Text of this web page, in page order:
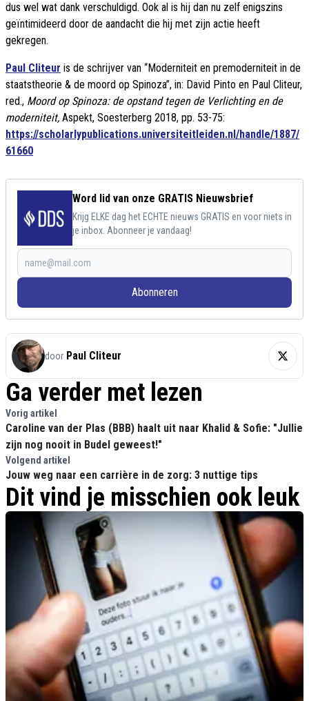
dus wel wat dank verschuldigd. Ook al is hij dan nu zelf enigszins
geïntimideerd door de aandacht die hij met zijn actie heeft
gekregen.
Paul Cliteur is de schrijver van “Moderniteit en premoderniteit in de
staatstheorie & de moord op Spinoza”, in: David Pinto en Paul Cliteur,
red., Moord op Spinoza: de opstand tegen de Verlichting en de
moderniteit, Aspekt, Soesterberg 2018, pp. 53-75:
https://scholarlypublications.universiteitleiden.nl/handle/1887/
61660
Word lid van onze GRATIS Nieuwsbrief
Krijg ELKE dag het ECHTE nieuws GRATIS en voor niets in
je inbox. Abonneer je vandaag!
Abonneren
door Paul Cliteur
Ga verder met lezen
Vorig artikel
Caroline van der Plas (BBB) haalt uit naar Khalid & Sofie: "Jullie
zijn nog nooit in Budel geweest!"
Volgend artikel
Jouw weg naar een carrière in de zorg: 3 nuttige tips
Dit vind je misschien ook leuk